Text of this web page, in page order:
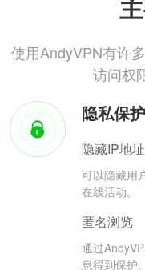
使用AndyVPN有许
访问权
隐私保护
隐藏IP地址
可以隐藏用
在线活动。
匿名浏览
通过
息得到保护。